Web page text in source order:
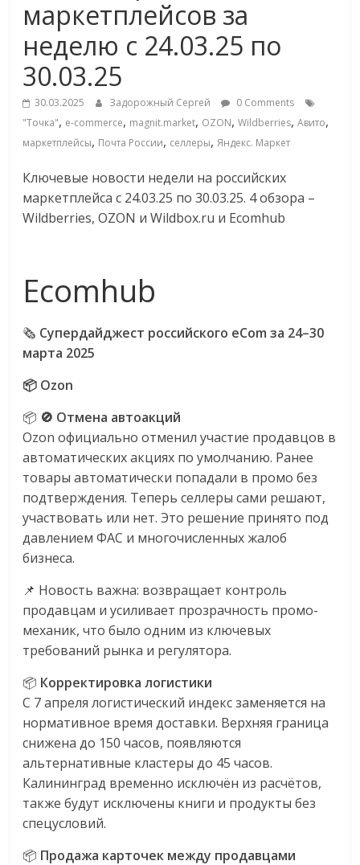
Commerce,
омниканальном
ритейле,
логистике,
технологиях,
Портал
онлайн-
торговле,
сервисах
для
Commerce,
ритейле,
логистике,
технологиях,
соцсетях.
Нам
важно,
как
как
Сеть
меняет
жизнь
обсудить
эти
изменения
читателем.
маркетплейсов за
неделю с 24.03.25 по
30.03.25
30.03.2025 Задорожный Сергей
0 Comments
"Точка", e-commerce, magnit.market, OZON,Wildberries,Авито,
маркетплейсы, Почта России, селлеры,Яндекс. Маркет
Ключевые новости недели на российских
маркетплейса с 24.03.25 по 30.03.25. 4 обзора –
Wildberries, OZON и Wildbox.ru и Ecomhub
Ecomhub
🗞️ Супердайджест российского eCom за 24–30
марта 2025
📦 Ozon
📦 🚫 Отмена автоакций
Ozon официально отменил участие продавцов в
автоматических акциях по умолчанию. Ранее
товары автоматически попадали в промо без
подтверждения. Теперь селлеры сами решают,
участвовать или нет. Это решение принято под
давлением ФАС и многочисленных жалоб
бизнеса.
📌 Новость важна: возвращает контроль
продавцам и усиливает прозрачность промо-
механик, что было одним из ключевых
требований рынка и регулятора.
📦 Корректировка логистики
С 7 апреля логистический индекс заменяется на
нормативное время доставки. Верхняя граница
снижена до 150 часов, появляются
альтернативные кластеры до 45 часов.
Калининград временно исключён из расчётов,
также будут исключены книги и продукты без
спецусловий.
📦 Продажа карточек между продавцами